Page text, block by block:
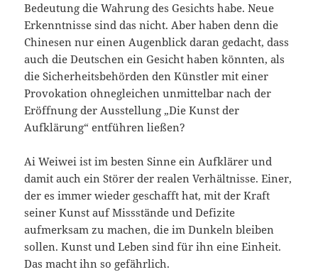
Bedeutung die Wahrung des Gesichts habe. Neue
Erkenntnisse sind das nicht. Aber haben denn die
Chinesen nur einen Augenblick daran gedacht, dass
auch die Deutschen ein Gesicht haben könnten, als
die Sicherheitsbehörden den Künstler mit einer
Provokation ohnegleichen unmittelbar nach der
Eröffnung der Ausstellung „Die Kunst der
Aufklärung“ entführen ließen?
Ai Weiwei ist im besten Sinne ein Aufklärer und
damit auch ein Störer der realen Verhältnisse. Einer,
der es immer wieder geschafft hat, mit der Kraft
seiner Kunst auf Missstände und Defizite
aufmerksam zu machen, die im Dunkeln bleiben
sollen. Kunst und Leben sind für ihn eine Einheit.
Das macht ihn so gefährlich.